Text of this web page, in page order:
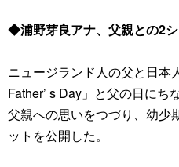
◆浦野芽良アナ、父親との2
ニュージランド人の父と日本
Father’ s Day」と父の日にち
父親への思いをつづり、幼少
ットを公開した。